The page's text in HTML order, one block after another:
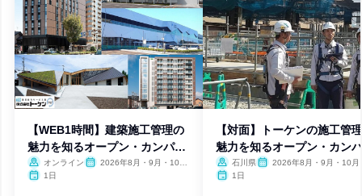
【WEB1時間】建築施工管理の
魅力を知るオープン・カンパニ
ー
オンライン
2026年8月・9月・10
1日
【対面】トーケンの施工管
魅力を知るオープン・カン
ー 石川県
2026年8月・9月・10月
1日